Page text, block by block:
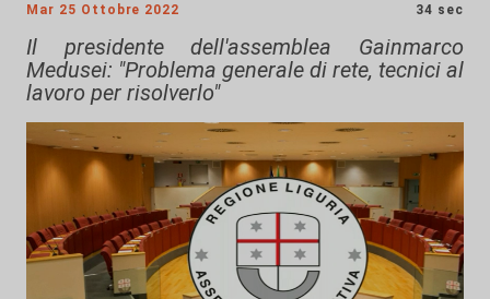
Mar 25 Ottobre 2022 34 sec
Il presidente dell'assemblea Gainmarco
Medusei: "Problema generale di rete, tecnici al
lavoro per risolverlo"